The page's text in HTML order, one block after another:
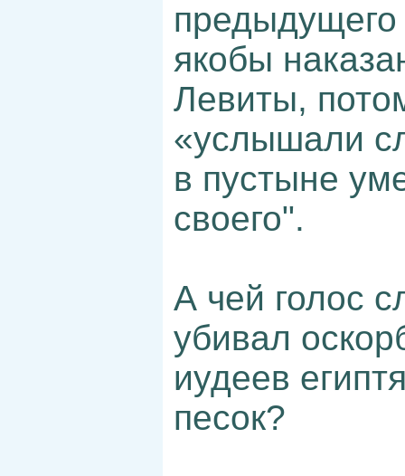
предыдущего
якобы
Левиты,
«услышали
в пустыне
своего".
А чей голос
убивал
иудеев
песок?